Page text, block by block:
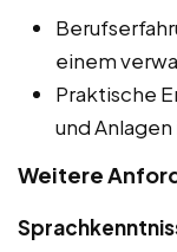
einem
Praktische
und
Weitere